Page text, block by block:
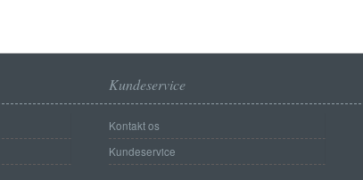
Kundeservice
Kontakt os
Kundeservice